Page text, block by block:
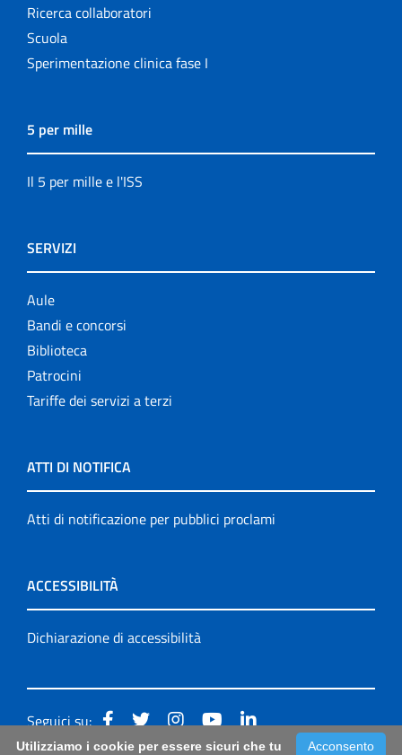
Ricerca collaboratori
Scuola
Sperimentazione clinica fase I
5 per mille
Il 5 per mille e l'ISS
SERVIZI
Aule
Bandi e concorsi
Biblioteca
Patrocini
Tariffe dei servizi a terzi
ATTI DI NOTIFICA
Atti di notificazione per pubblici proclami
ACCESSIBILITÀ
Dichiarazione di accessibilità
Seguici su:
Acconsento
Utilizziamo i cookie per essere sicuri che tu